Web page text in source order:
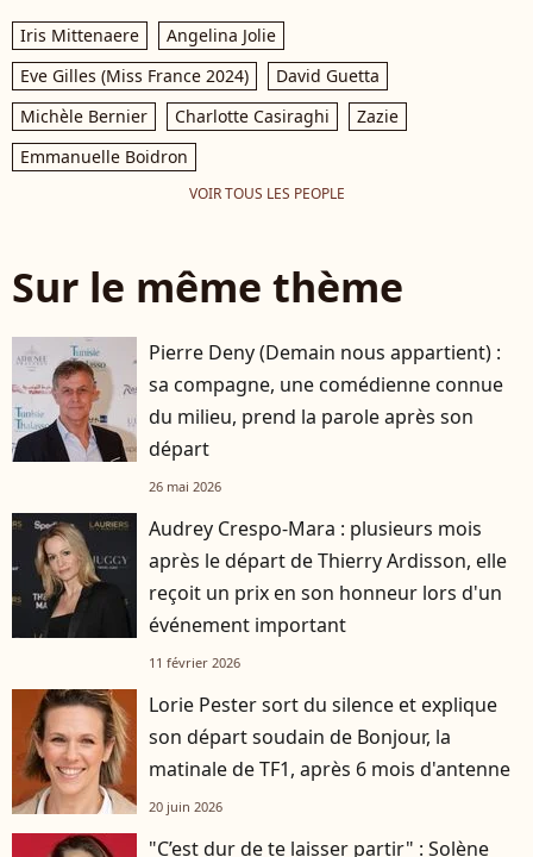
Iris Mittenaere
Angelina Jolie
Eve Gilles (Miss France 2024)
David Guetta
Michèle Bernier
Charlotte Casiraghi
Zazie
Emmanuelle Boidron
VOIR TOUS LES PEOPLE
Sur le même thème
Pierre Deny (Demain nous appartient) :
sa compagne, une comédienne connue
du milieu, prend la parole après son
départ
26 mai 2026
Audrey Crespo-Mara : plusieurs mois
après le départ de Thierry Ardisson, elle
reçoit un prix en son honneur lors d'un
événement important
11 février 2026
Lorie Pester sort du silence et explique
son départ soudain de Bonjour, la
matinale de TF1, après 6 mois d'antenne
20 juin 2026
"C’est dur de te laisser partir" : Solène